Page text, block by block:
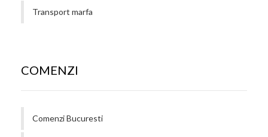
Transport marfa
COMENZI
Comenzi Bucuresti